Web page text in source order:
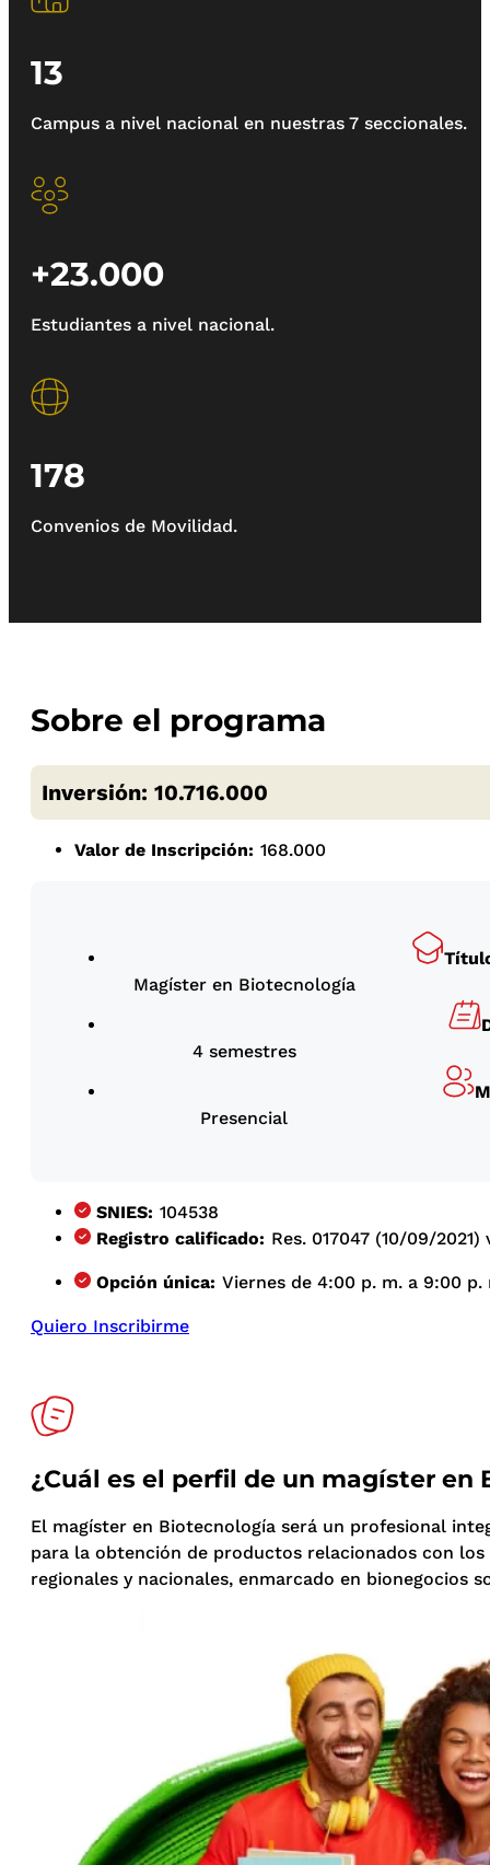
13
Campus a nivel nacional en nuestras 7 seccionales.
+23.000
Estudiantes a nivel nacional.
178
Convenios de Movilidad.
Sobre el programa
Inversión: 10.716.000
Valor de Inscripción: 168.000
Magíster en Biotecnología
4 semestres
Presencial
SNIES: 104538
Registro calificado: Res. 017047 (10/09/
Opción única: Viernes de 4:00 p. m. a 9:00 p.
Quiero Inscribirme
¿Cuál es el perfil de un magíster en
El magíster en Biotecnología será un profesional
para la obtención de productos relacionados con
regionales y nacionales, enmarcado en bionegocios